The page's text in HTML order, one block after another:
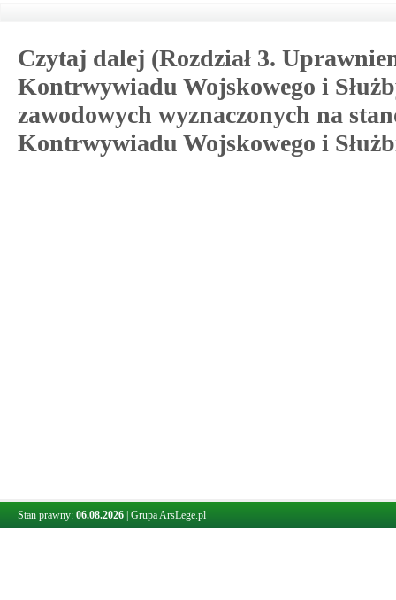
Czytaj dalej (Rozdział 3.
Kontrwywiadu Wojskowego i
zawodowych wyznaczonych na
Kontrwywiadu Wojskowego i
Stan prawny: 06.08.2026 Grupa ArsLege.pl